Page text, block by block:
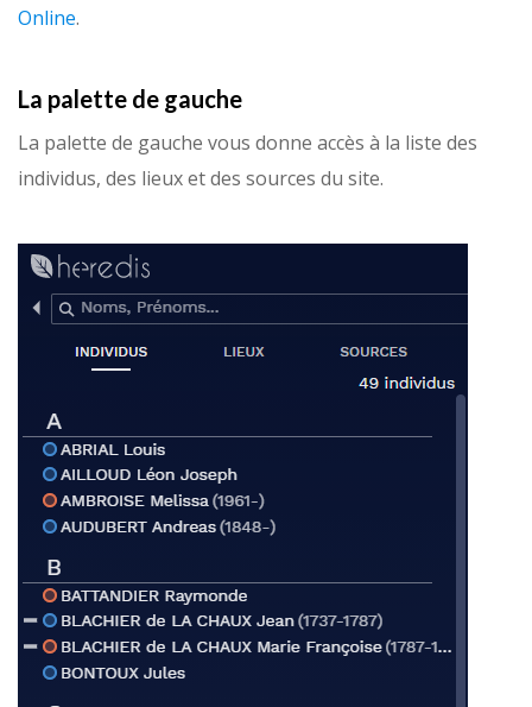
Online.
La palette de gauche
La palette de gauche vous donne accès à la liste des
individus, des lieux et des sources du site.